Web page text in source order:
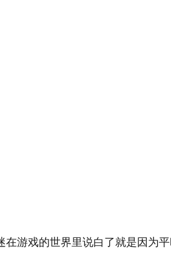
在游戏的世界里说白了就是因为